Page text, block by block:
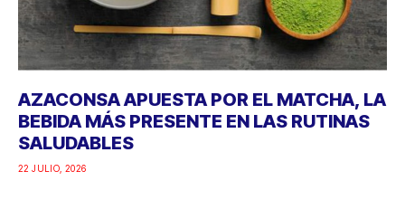
AZACONSA APUESTA POR EL MATCHA, LA
BEBIDA MÁS PRESENTE EN LAS RUTINAS
SALUDABLES
22 JULIO, 2026